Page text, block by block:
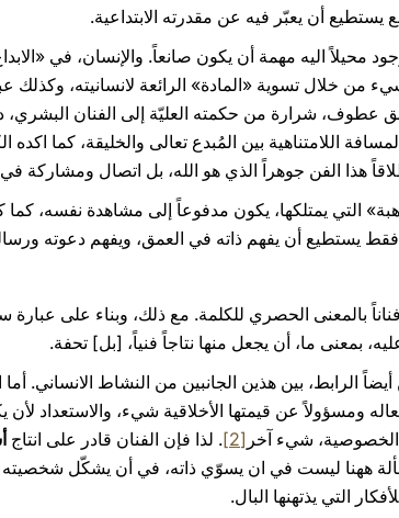
يستطيع أن يعبّر فيه عن مقدرته الابتداعية.
محيلاً اليه مهمة أن يكون صانعاً. والإنسان، في
من خلال تسوية «المادة» الرائعة لانسانيته،
عطوف، شرارة من حكمته العليّة إلى الفنان البشري،
اللامتناهية بين المُبدع تعالى والخليقة، كما اكده
هذا الفن جوهراً الذي هو الله، بل اتصال ومشاركة
التي يمتلكها، يكون مدفوعاً إلى مشاهدة نفسه، كما
يستطيع أن يفهم ذاته في العمق، ويفهم دعوته
بالمعنى الحصري للكلمة. مع ذلك، وبناء على
بمعنى ما، أن يجعل منها نتاجاً فنياً، [بل] تحفة.
الرابط، بين هذين الجانبين من النشاط الانساني.
ومسؤولاً عن قيمتها الأخلاقية شيء، والاستعداد
الخصوصية، شيء آخر [2] . لذا فإن الفنان قادر على انتاج
ههنا ليست في ان يسوّي ذاته، في أن يشكّل
التي يذتهنها البال.